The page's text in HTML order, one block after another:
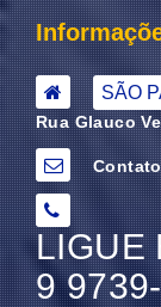
SÃO
Rua Glauco
LIGUE
9